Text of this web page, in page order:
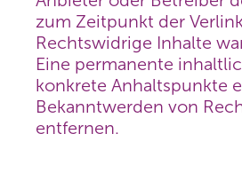
zum Zeitpunkt der
Rechtswidrige Inhalte
Eine permanente
konkrete Anhaltspunkte
Bekanntwerden von
entfernen.